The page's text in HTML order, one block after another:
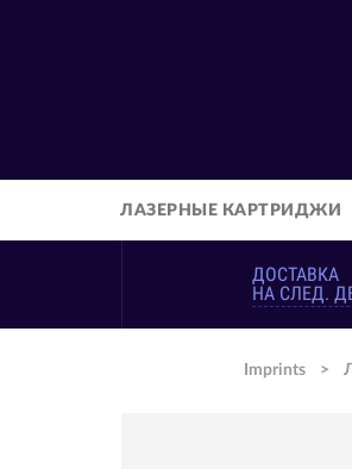
ЛАЗЕРНЫЕ КАРТРИДЖИ
ДОСТАВКА
НА СЛЕД.
Imprints >